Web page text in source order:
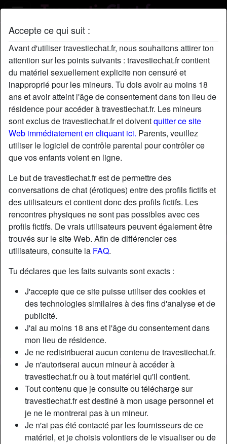
Accepte ce qui suit :
Avant d'utiliser travestiechat.fr, nous souhaitons attirer ton
attention sur les points suivants : travestiechat.fr contient
du matériel sexuellement explicite non censuré et
inapproprié pour les mineurs. Tu dois avoir au moins 18
ans et avoir atteint l'âge de consentement dans ton lieu de
résidence pour accéder à travestiechat.fr. Les mineurs
sont exclus de travestiechat.fr et doiventquitter ce site
Web immédiatement en cliquant ici. Parents, veuillez
utiliser le logiciel de contrôle parental pour contrôler ce
que vos enfants voient en ligne.
Le but de travestiechat.fr est de permettre des
conversations de chat (érotiques) entre des profils fictifs et
des utilisateurs et contient donc des profils fictifs. Les
rencontres physiques ne sont pas possibles avec ces
profils fictifs. De vrais utilisateurs peuvent également être
trouvés sur le site Web. Afin de différencier ces
utilisateurs, consulte la FAQ.
Tu déclares que les faits suivants sont exacts :
J'accepte que ce site puisse utiliser des cookies et
des technologies similaires à des fins d'analyse et de
publicité.
J'ai au moins 18 ans et l'âge du consentement dans
mon lieu de résidence.
Je ne redistribuerai aucun contenu de travestiechat.fr.
Je n'autoriserai aucun mineur à accéder à
travestiechat.fr ou à tout matériel qu'il contient.
Tout contenu que je consulte ou télécharge sur
travestiechat.fr est destiné à mon usage personnel et
je ne le montrerai pas à un mineur.
Je n'ai pas été contacté par les fournisseurs de ce
matériel, et je choisis volontiers de le visualiser ou de
Profil de ArianeHarsh
starAjouter chatDiscuter !
Nickname:
ArianeHarsh
Âge:
30
Pays:
France
Département:
Paris
Sexe:
Transexuelle